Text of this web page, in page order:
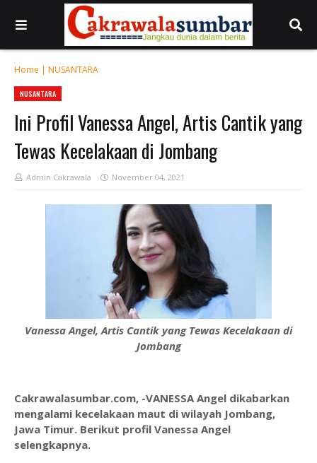
Home | NUSANTARA
NUSANTARA
Ini Profil Vanessa Angel, Artis Cantik yang
Tewas Kecelakaan di Jombang
Admin Cakrawala November 04, 2021
Vanessa Angel, Artis Cantik yang Tewas Kecelakaan di
Jombang
Cakrawalasumbar.com, -VANESSA Angel dikabarkan
mengalami kecelakaan maut di wilayah Jombang,
Jawa Timur. Berikut profil Vanessa Angel
selengkapnya.